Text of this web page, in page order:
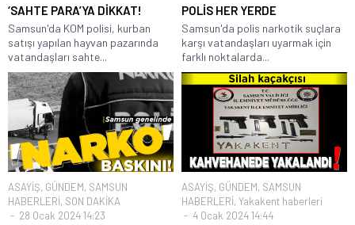
‘SAHTE PARA’YA DİKKAT!
Samsun'da KOM polisi, kurban
satışı yapılan hayvan pazarında
vatandaşları sahte...
POLİS HER YERDE
Samsun'da polis narkotik suçlara
karşı vatandaşları uyarmak için
farklı noktalarda...
ASAYİŞ, GÜNDEM, SAMSUN
HABERLERİ, SON DAKİKA
28 Ocak 2024 14:23
ASAYİŞ, GÜNDEM, SAMSUN
HABERLERİ, Yakakent haberleri
4 Ocak 2024 14:44